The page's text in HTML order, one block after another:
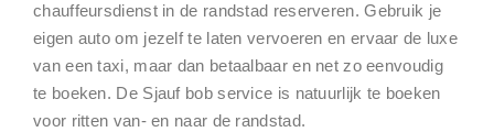
chauffeursdienst in de randstad reserveren. Gebruik je
eigen auto om jezelf te laten vervoeren en ervaar de luxe
van een taxi, maar dan betaalbaar en net zo eenvoudig
te boeken. De Sjauf bob service is natuurlijk te boeken
voor ritten van- en naar de randstad.